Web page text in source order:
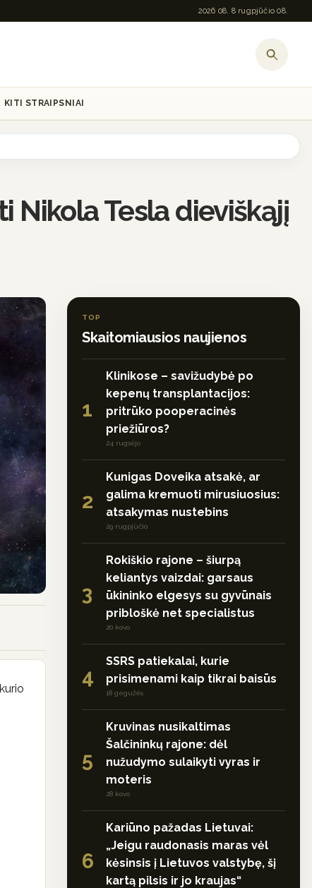
2026 08. 8 rugpjūčio 08.
KITI STRAIPSNIAI
Nikola Tesla dieviškąjį
TOP
Skaitomiausios naujienos
1
Klinikose – savižudybė po
kepenų transplantacijos:
pritrūko pooperacinės
priežiūros?
24 rugsėjo
2
Kunigas Doveika atsakė, ar
galima kremuoti mirusiuosius:
atsakymas nustebins
29 rugpjūčio
3
Rokiškio rajone – šiurpą
keliantys vaizdai: garsaus
ūkininko elgesys su gyvūnais
pribloškė net specialistus
20 kovo
4
SSRS patiekalai, kurie
prisimenami kaip tikrai baisūs
18 gegužės
5
Kruvinas nusikaltimas
Šalčininkų rajone: dėl
nužudymo sulaikyti vyras ir
moteris
28 kovo
6
Kariūno pažadas Lietuvai:
„Jeigu raudonasis maras vėl
kėsinsis į Lietuvos valstybę, šį
kartą pilsis ir jo kraujas“